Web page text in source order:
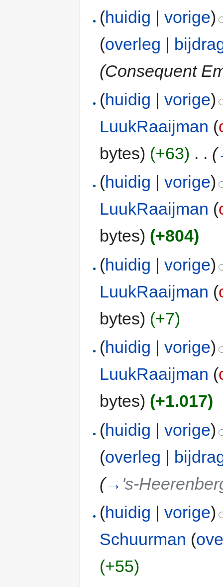
(huidig |vorige)
(overleg |
(Consequent
(huidig |vorige)
LuukRaaijman (
bytes) (+63) . . (
(huidig |vorige)
LuukRaaijman (
bytes) (+804)
(huidig |vorige)
LuukRaaijman (
bytes) (+7)
(huidig |vorige)
LuukRaaijman (
bytes) (+1.017)
(huidig |vorige)
(overleg |
(→ 's-
(huidig |vorige)
Schuurman (
(+55)